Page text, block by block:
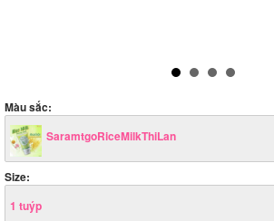
Màu sắc:
SaramtgoRiceMilkThiLan
Size:
1 tuýp